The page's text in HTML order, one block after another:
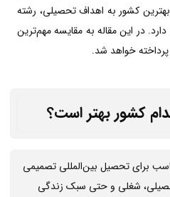
کشور به اهداف تحصیلی، رشته
در این مقاله به مقایسه مهم‌ترین
خواهد شد.
کشور بهتر است؟
برای تحصیل بین‌المللی تصمیمی
تحصیلی، شغلی و حتی سبک زندگی